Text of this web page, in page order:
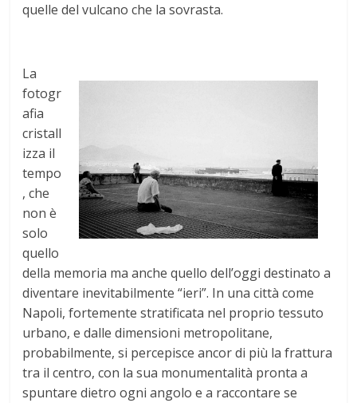
quelle del vulcano che la sovrasta.
La
fotogr
afia
cristall
izza il
tempo
, che
non è
solo
quello
della memoria ma anche quello dell’oggi destinato a
diventare inevitabilmente “ieri”. In una città come
Napoli, fortemente stratificata nel proprio tessuto
urbano, e dalle dimensioni metropolitane,
probabilmente, si percepisce ancor di più la frattura
tra il centro, con la sua monumentalità pronta a
spuntare dietro ogni angolo e a raccontare se